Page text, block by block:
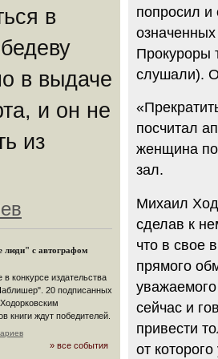
в
в выдаче
и он не
из
люди" с автографом
в конкурсе издательства
20 подписанных
книги ждут победителей.
» все события
попросил и
Прокуроры
слушали).
посчитал
женщина
зал.
Михаил
сделав к
что в свое
прямого
сейчас и
привести
от